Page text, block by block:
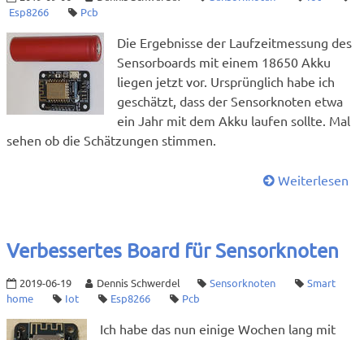
Esp8266
Pcb
Die Ergebnisse der Laufzeitmessung des
Sensorboards mit einem 18650 Akku
liegen jetzt vor. Ursprünglich habe ich
geschätzt, dass der Sensorknoten etwa
ein Jahr mit dem Akku laufen sollte. Mal
sehen ob die Schätzungen stimmen.
Weiterlesen
Verbessertes Board für Sensorknoten
2019-06-19 Dennis Schwerdel Sensorknoten
Smart
home
Iot Esp8266 Pcb
Ich habe das nun einige Wochen lang mit